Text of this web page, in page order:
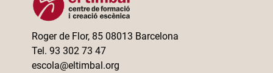
Roger de Flor, 85 08013 Barcelona
Tel. 93 302 73 47
escola@eltimbal.org